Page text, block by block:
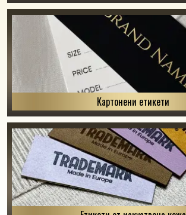
Картонени етикети